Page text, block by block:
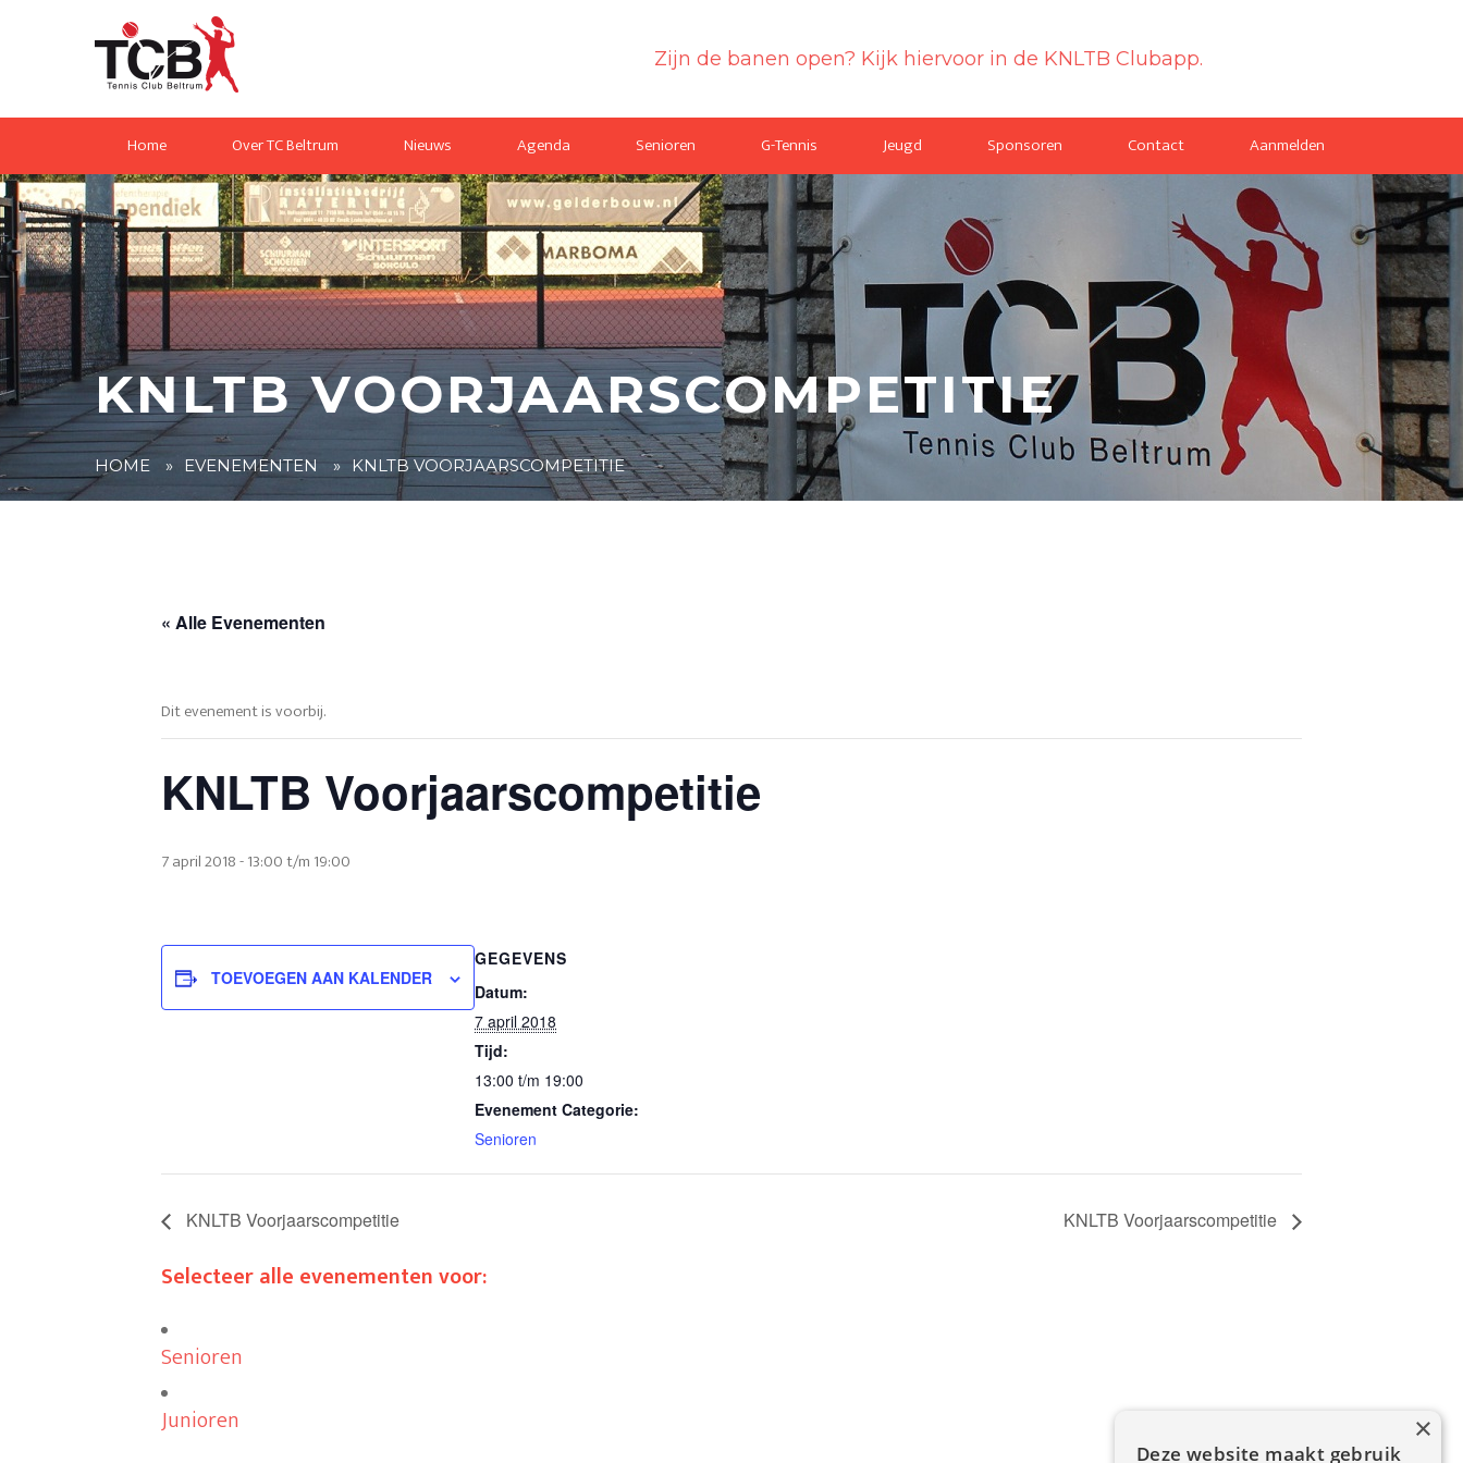
Zijn de banen open? Kijk hiervoor in de KNLTB Clubapp.
Home Over TC Beltrum Nieuws Agenda Senioren G-Tennis Jeugd Sponsoren Contact Aanmelden
HOME » EVENEMENTEN » KNLTB VOORJAARSCOMPETITIE
KNLTB VOORJAARSCOMPETITIE
« Alle Evenementen
Dit evenement is voorbij.
KNLTB Voorjaarscompetitie
7 april 2018 - 13:00t/m 19:00
TOEVOEGEN AAN KALENDER
GEGEVENS
Datum:
7 april 2018
Tijd:
13:00 t/m 19:00
Evenement Categorie:
Senioren
KNLTB Voorjaarscompetitie KNLTB Voorjaarscompetitie
Selecteer alle evenementen voor:
Senioren
Junioren
Deze website maakt gebruik
×